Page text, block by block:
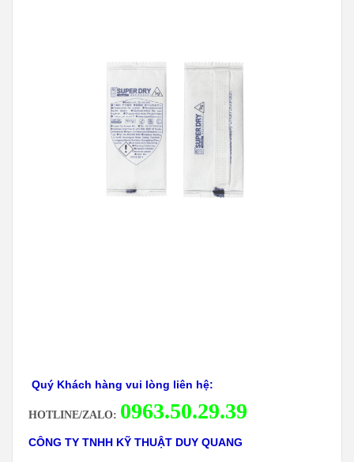
Quý Khách hàng vui lòng liên hệ:
HOTLINE/ZALO: 0963.50.29.39
CÔNG TY TNHH KỸ THUẬT DUY QUANG